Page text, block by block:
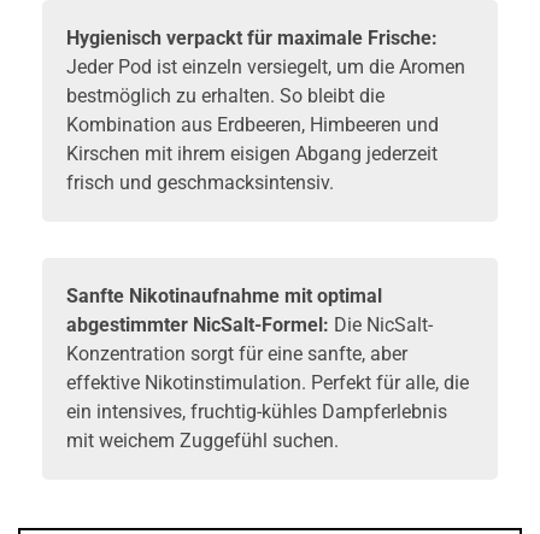
Hygienisch verpackt für maximale Frische:
Jeder Pod ist einzeln versiegelt, um die Aromen
bestmöglich zu erhalten. So bleibt die
Kombination aus Erdbeeren, Himbeeren und
Kirschen mit ihrem eisigen Abgang jederzeit
frisch und geschmacksintensiv.
Sanfte Nikotinaufnahme mit optimal
abgestimmter NicSalt-Formel: Die NicSalt-
Konzentration sorgt für eine sanfte, aber
effektive Nikotinstimulation. Perfekt für alle, die
ein intensives, fruchtig-kühles Dampferlebnis
mit weichem Zuggefühl suchen.